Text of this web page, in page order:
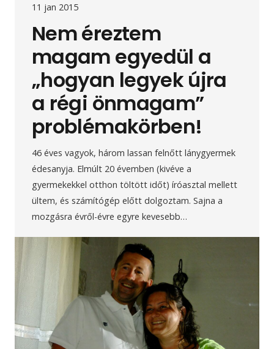
11 jan 2015
Nem éreztem
magam egyedül a
„hogyan legyek újra
a régi önmagam”
problémakörben!
46 éves vagyok, három lassan felnőtt lánygyermek
édesanyja. Elmúlt 20 évemben (kivéve a
gyermekekkel otthon töltött időt) íróasztal mellett
ültem, és számítógép előtt dolgoztam. Sajna a
mozgásra évről-évre egyre kevesebb…